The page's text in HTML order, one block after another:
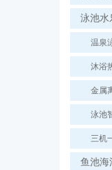
泳池水
温泉
沐浴
金属
泳池
三机
鱼池海